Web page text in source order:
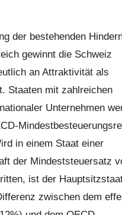
der bestehenden
gewinnt die Schweiz
an Attraktivität als
Staaten mit zahlreichen
Unternehmen
in einem Staat einer
der Mindeststeuersatz
ist der
zwischen dem